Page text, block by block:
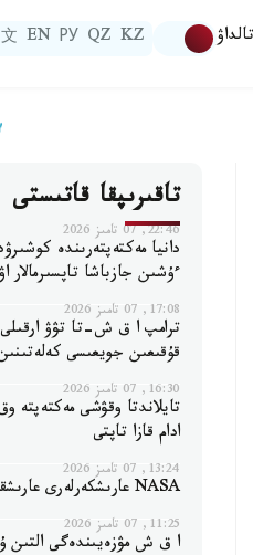
تالداۋ KZ
QZ
РУ
EN
تاقىرىپقا قاتىستى
22:46, 07 تامىز 2026
دانيا مەكتەپتەرىندە
ءۇشىن جازباشا تاپسىرمالار
17:08, 07 تامىز 2026
ترامپ ا ق ش-تا تۋۋ ارقىلى
قۇقىعىن جويعىسى
16:30, 07 تامىز 2026
تايلاندتا وقۋشى
ادام قازا تاپتى
13:24, 07 تامىز 2026
NASA عارىشكەرلەرى عارىشقا ۇشتى
11:25, 07 تامىز 2026
ا ق ش مۋزەيىندەگى التىن